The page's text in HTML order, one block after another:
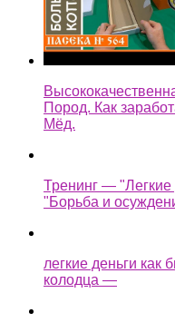
Пород. Как
Мёд.
Тренинг —
"Борьба и
легкие деньги как
колодца —